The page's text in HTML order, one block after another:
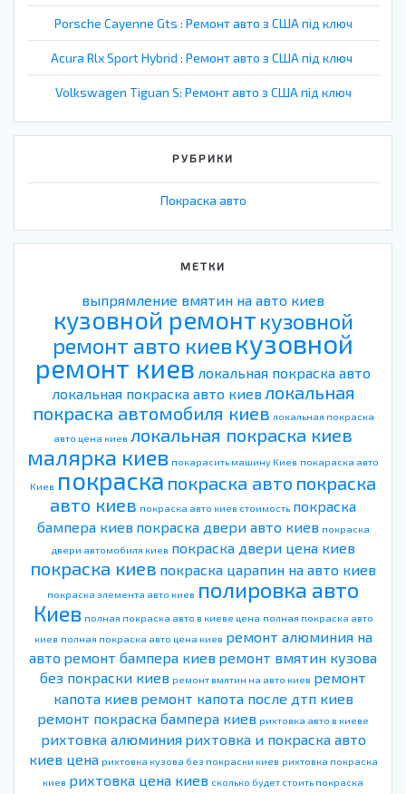
Porsche Cayenne Gts : Ремонт авто з США під ключ
Acura Rlx Sport Hybrid : Ремонт авто з США під ключ
Volkswagen Tiguan S: Ремонт авто з США під ключ
РУБРИКИ
Покраска авто
МЕТКИ
выпрямление вмятин на авто киев
кузовной ремонт кузовной
ремонт авто киев кузовной
ремонт киев локальная покраска авто
локальная покраска авто киев локальная
покраска автомобиля киев локальная покраска
авто цена киев локальная покраска киев
малярка киев покарасить машину Киев покараска авто
Киев покраска покраска авто покраска
авто киев покраска авто киев стоимость покраска
бампера киев покраска двери авто киев покраска
двери автомобиля киев покраска двери цена киев
покраска киев покраска царапин на авто киев
покраска элемента авто киев полировка авто
Киев полная покраска авто в киеве цена полная покраска авто
киев полная покраска авто цена киев ремонт алюминия на
авто ремонт бампера киев ремонт вмятин кузова
без покраски киев ремонт вмятин на авто киев ремонт
капота киев ремонт капота после дтп киев
ремонт покраска бампера киев рихтовка авто в киеве
рихтовка алюминия рихтовка и покраска авто
киев цена рихтовка кузова без покраски киев рихтовка покраска
киев рихтовка цена киев сколько будет стоить покраска